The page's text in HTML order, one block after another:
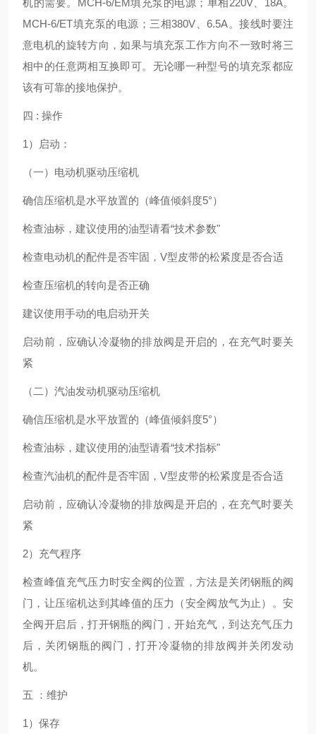
机的需要。MCH-6/EM填充泵的电源；单相220V、18A。
MCH-6/ET填充泵的电源；三相380V、6.5A。接线时要注
意电机的旋转方向，如果与填充泵工作方向不一致时将三
相中的任意两相互换即可。无论哪一种型号的填充泵都应
该有可靠的接地保护。
四 : 操作
1）启动：
（一）电动机驱动压缩机
确信压缩机是水平放置的（峰值倾斜度5°）
检查油标，建议使用的油型请看“技术参数"
检查电动机的配件是否牢固，V型皮带的松紧度是否合适
检查压缩机的转向是否正确
建议使用手动的电启动开关
启动前，应确认冷凝物的排放阀是开启的，在充气时要关
紧
（二）汽油发动机驱动压缩机
确信压缩机是水平放置的（峰值倾斜度5°）
检查油标，建议使用的油型请看“技术指标"
检查汽油机的配件是否牢固，V型皮带的松紧度是否合适
启动前，应确认冷凝物的排放阀是开启的，在充气时要关
紧
2）充气程序
检查峰值充气压力时安全阀的位置，方法是关闭钢瓶的阀
门，让压缩机达到其峰值的压力（安全阀放气为止）。安
全阀开启后，打开钢瓶的阀门，开始充气，到达充气压力
后，关闭钢瓶的阀门，打开冷凝物的排放阀并关闭发动
机。
五 ：维护
1）保存